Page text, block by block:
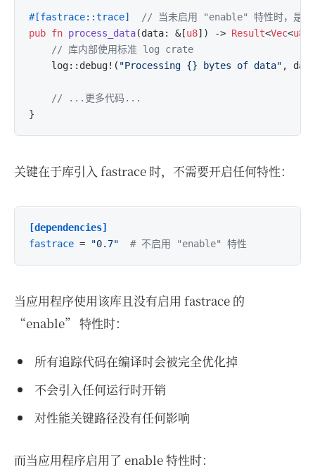
#[fastrace::trace]
// 当未启用 "enable" 特性时，是真
pub fn process_data(data: &[u8]) -> Result<Vec<u8
// 库内部使用标准 log crate
    log::debug!(
"Processing {} bytes of data" ,
// ...更多代码...
关键在于库引入 fastrace 时，不需要开启任何特性：
[dependencies]
fastrace = "0.7" # 不启用 "enable" 特性
当应用程序使用该库且没有启用 fastrace 的
“enable” 特性时：
所有追踪代码在编译时会被完全优化掉
不会引入任何运行时开销
对性能关键路径没有任何影响
而当应用程序启用了 enable 特性时：